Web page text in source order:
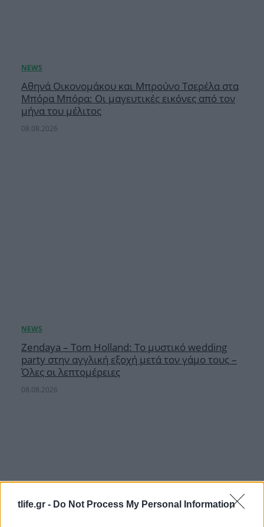
tlife.gr - Do Not Process My Personal Information
Αθηνά Οικονομάκου και Μπρούνο Τσερέλα στα
Μπόρα Μπόρα: Οι μαγευτικές εικόνες από τον
μήνα του μέλιτος
08.08.2026
Zendaya – Tom Holland: Το μυστικό wedding
party στην αγγλική εξοχή μετά τον γάμο τους –
Όλες οι λεπτομέρειες
08.08.2026